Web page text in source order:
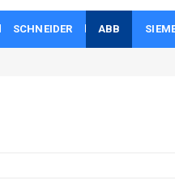
SCHNEIDER ABB